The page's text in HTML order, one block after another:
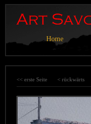
Home
<< erste Seite < rückwärts